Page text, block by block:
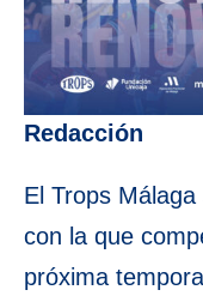
Redacción
El Trops
con la que
próxima